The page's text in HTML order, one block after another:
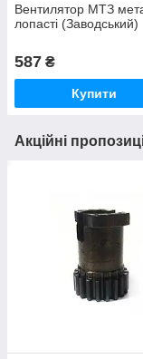
Вентилятор МТЗ
лопасті (Заводський)
587 ₴
Купити
Акційні